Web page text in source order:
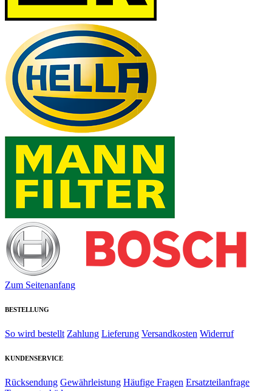
Zum Seitenanfang
BESTELLUNG
So wird bestellt Zahlung Lieferung Versandkosten Widerruf
KUNDENSERVICE
Rücksendung Gewährleistung Häufige Fragen Ersatzteilanfrage